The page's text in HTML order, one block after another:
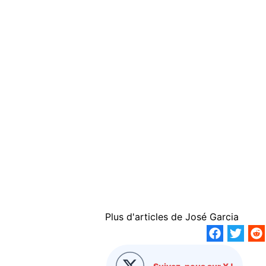
Plus d'articles de José Garcia